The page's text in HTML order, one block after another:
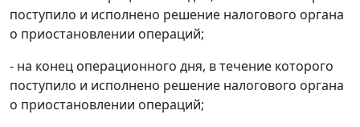
поступило и исполнено решение налогового органа
о приостановлении операций;
- на конец операционного дня, в течение которого
поступило и исполнено решение налогового органа
о приостановлении операций;